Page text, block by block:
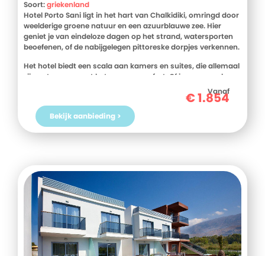
Soort:griekenland
Hotel Porto Sani ligt in het hart van Chalkidiki, omringd door
weelderige groene natuur en een azuurblauwe zee. Hier
geniet je van eindeloze dagen op het strand, watersporten
beoefenen, of de nabijgelegen pittoreske dorpjes verkennen.
Het hotel biedt een scala aan kamers en suites, die allemaal
zijn ontworpen met het oog op comfort. Of je nu op zoek
bent naar quality time met het gezin of ontspanning met
vrienden, Hotel Porto Sani biedt ook een tal van faciliteiten
om aan al je behoeften te voldoen. Ontspan bij het
kristalheldere zwembad, proef heerlijke mediterrane
gerechten in de restaurants en verwen jezelf met
Vanaf
€1.854
Bekijk aanbieding >